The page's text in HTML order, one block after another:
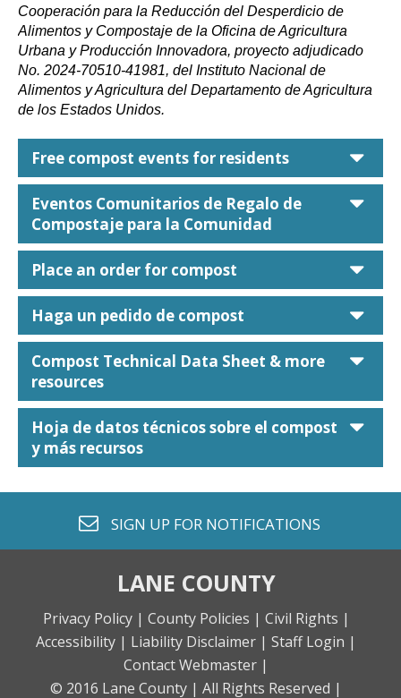
Cooperación para la Reducción del Desperdicio de
Alimentos y Compostaje de la Oficina de Agricultura
Urbana y Producción Innovadora, proyecto adjudicado
No. 2024-70510-41981, del Instituto Nacional de
Alimentos y Agricultura del Departamento de Agricultura
de los Estados Unidos.
Free compost events for residents
Eventos Comunitarios de Regalo de
Compostaje para la Comunidad
Place an order for compost
Haga un pedido de compost
Compost Technical Data Sheet & more
resources
Hoja de datos técnicos sobre el compost
y más recursos
envelope o
SIGN UP FOR NOTIFICATIONS
LANE COUNTY
Privacy Policy | County Policies | Civil Rights |
Accessibility | Liability Disclaimer | Staff Login |
Contact Webmaster |
© 2016 Lane County | All Rights Reserved |